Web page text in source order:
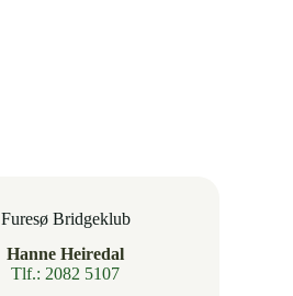
Furesø Bridgeklub
Hanne Heiredal
Tlf.: 2082 5107